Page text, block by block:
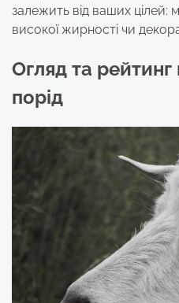
залежить від ваших цілей:
високої жирності чи
Огляд та
порід